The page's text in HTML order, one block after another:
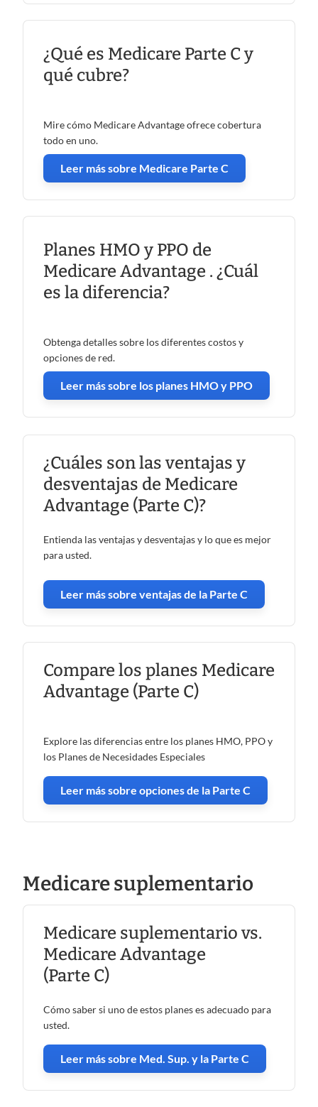
¿Qué es Medicare Parte C y
qué cubre?
Mire cómo Medicare Advantage ofrece cobertura
todo en uno.
Leer más sobre Medicare Parte C
Planes HMO y PPO de
Medicare Advantage . ¿Cuál
es la diferencia?
Obtenga detalles sobre los diferentes costos y
opciones de red.
Leer más sobre los planes HMO y PPO
¿Cuáles son las ventajas y
desventajas de Medicare
Advantage (Parte C)?
Entienda las ventajas y desventajas y lo que es mejor
para usted.
Leer más sobre ventajas de la Parte C
Compare los planes Medicare
Advantage (Parte C)
Explore las diferencias entre los planes HMO, PPO y
los Planes de Necesidades Especiales
Leer más sobre opciones de la Parte C
Medicare suplementario
Medicare suplementario vs.
Medicare Advantage
(Parte C)
Cómo saber si uno de estos planes es adecuado para
usted.
Leer más sobre Med. Sup. y la Parte C